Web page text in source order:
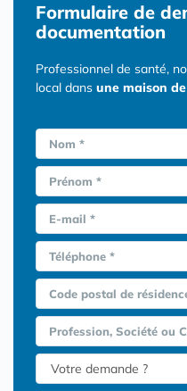
Formulaire de
documentation
Professionnel de santé,
local dans une maison
Nom *
Prénom *
E-mail *
Téléphone *
Code postal de
Profession, Société ou